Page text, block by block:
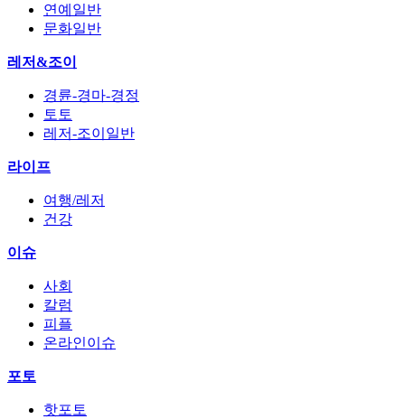
연예일반
문화일반
레저&조이
경륜-경마-경정
토토
레저-조이일반
라이프
여행/레저
건강
이슈
사회
칼럼
피플
온라인이슈
포토
핫포토